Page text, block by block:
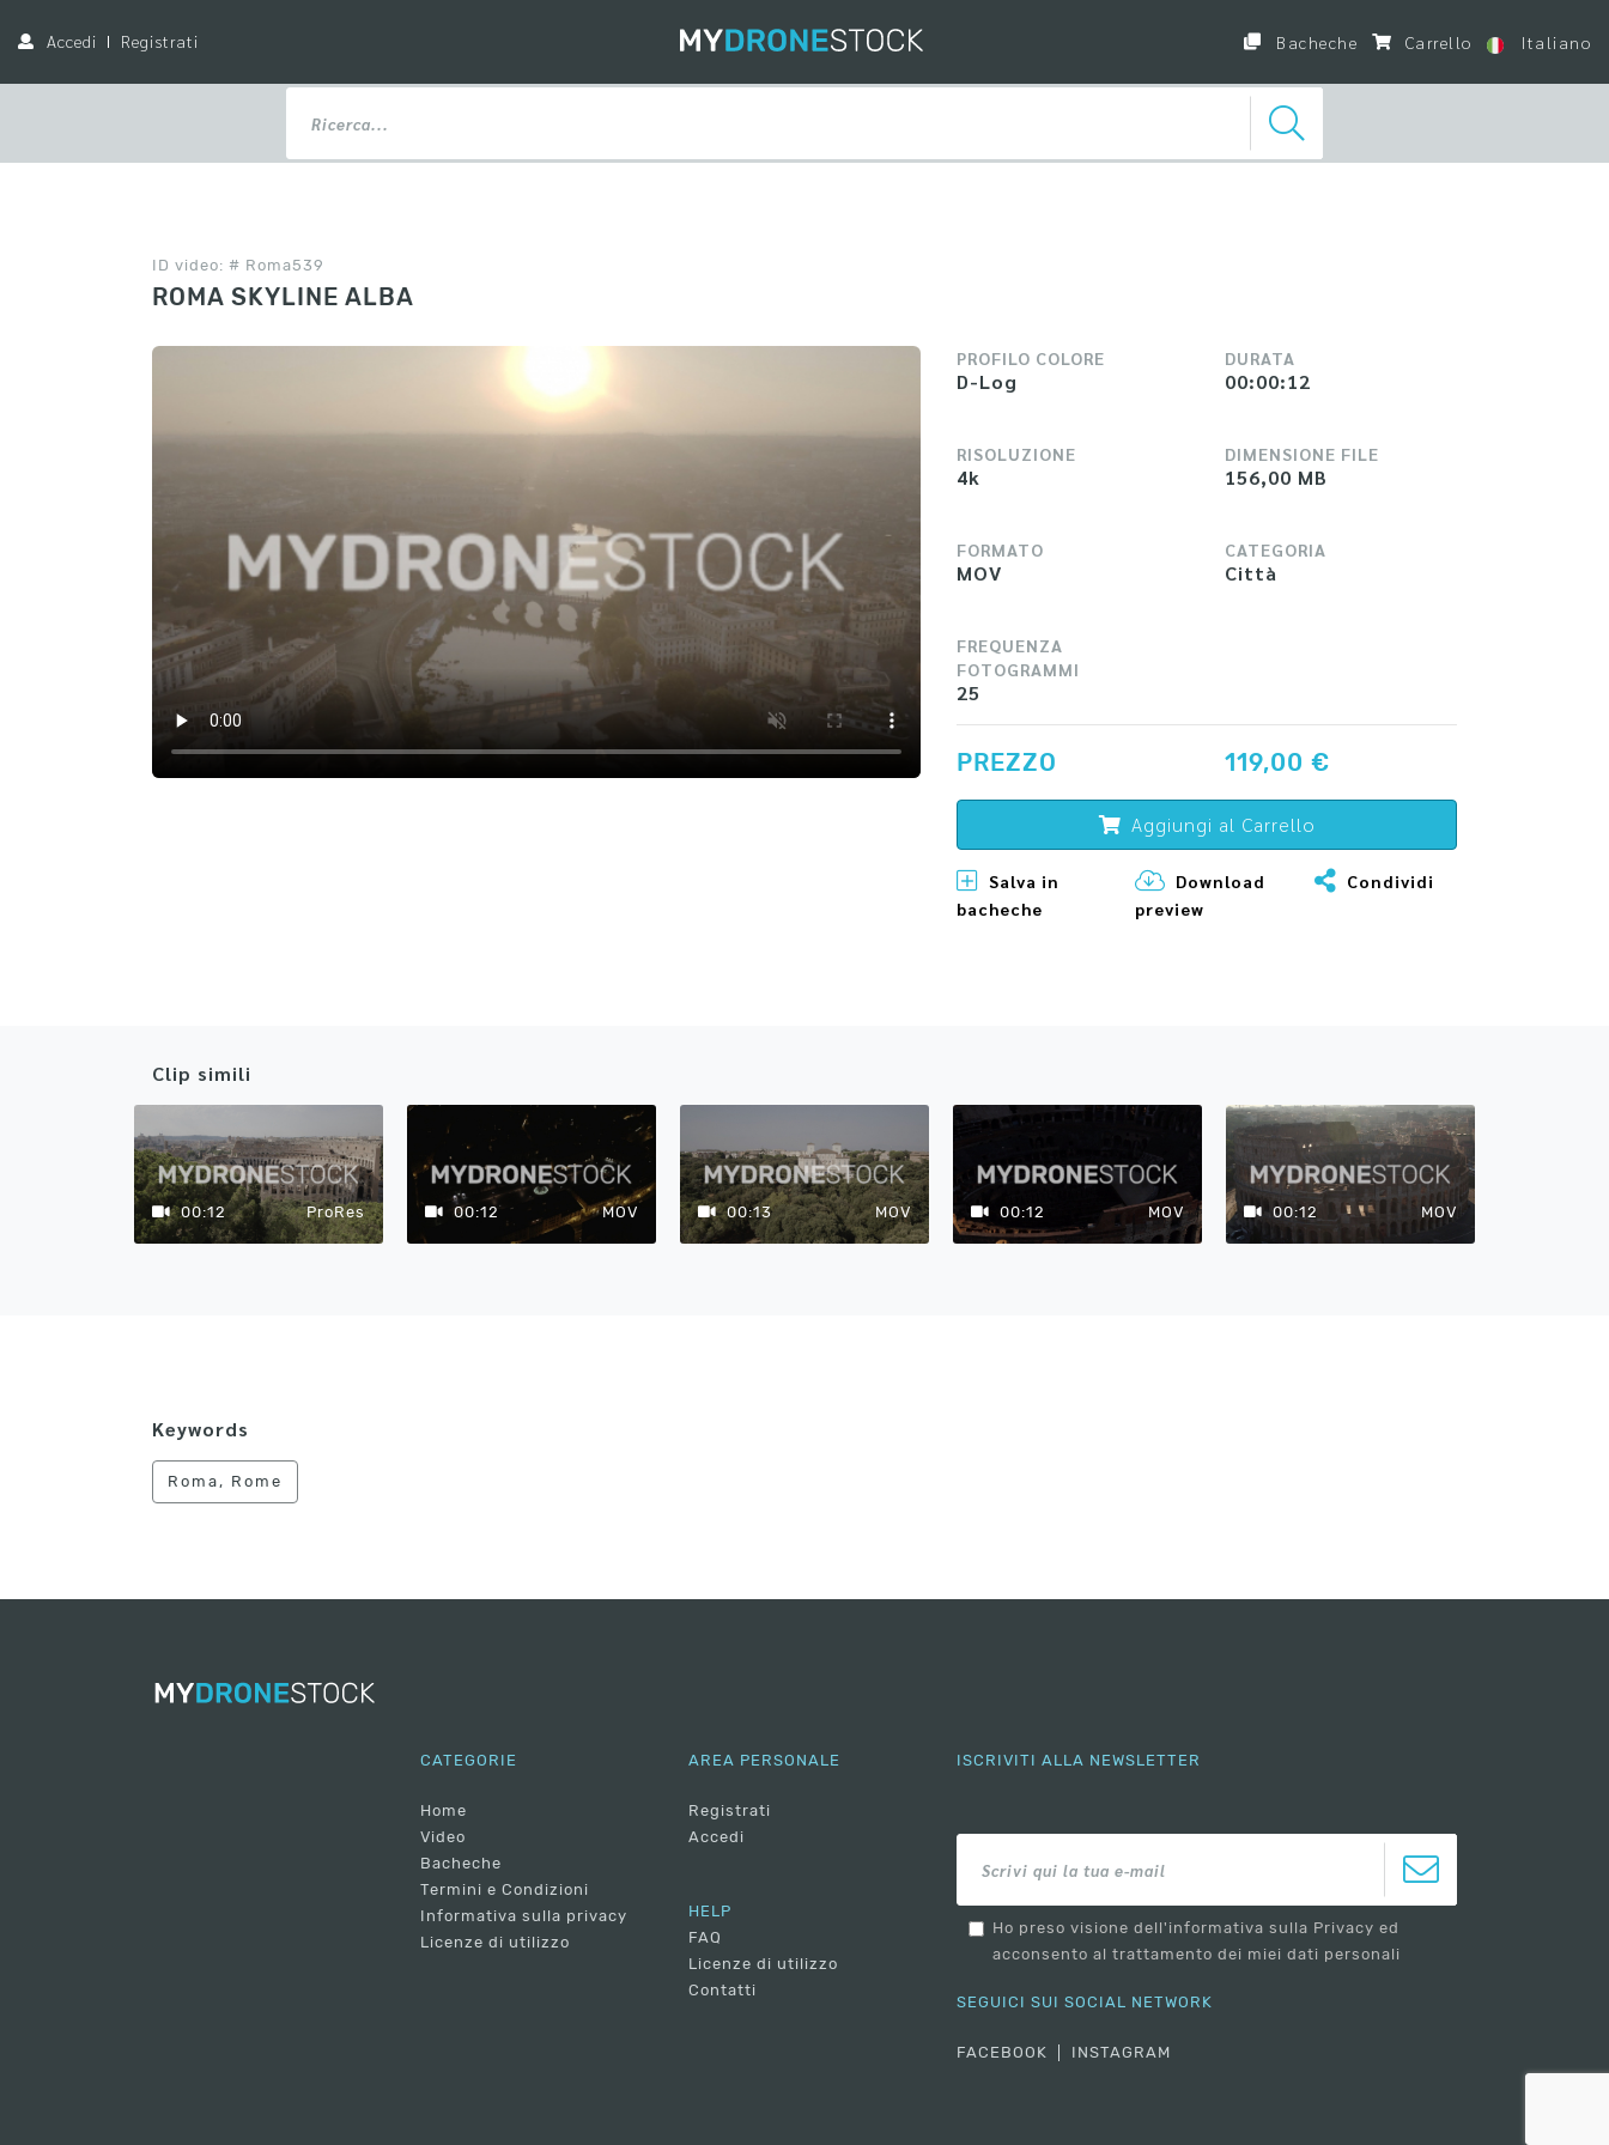
Accedi Registrati Bacheche Carrello Italiano
ID video: # Roma539
ROMA SKYLINE ALBA
PROFILO COLORE
D-Log
RISOLUZIONE
4k
FORMATO
MOV
FREQUENZA
FOTOGRAMMI
25
DURATA
00:00:12
DIMENSIONE FILE
156,00 MB
CATEGORIA
Città
PREZZO 119,00 €
Aggiungi al Carrello
Salva in
bacheche
Download
preview
Condividi
Clip simili
00:12 ProRes 00:12 MOV 00:13 MOV 00:12 MOV 00:12 MOV
Keywords
Roma, Rome
CATEGORIE
Home
Video
Bacheche
Termini e Condizioni
Informativa sulla privacy
Licenze di utilizzo
AREA PERSONALE
Registrati
Accedi
HELP
FAQ
Licenze di utilizzo
Contatti
ISCRIVITI ALLA NEWSLETTER
Ho preso visione dell'informativa sulla Privacy ed
acconsento al trattamento dei miei dati personali
SEGUICI SUI SOCIAL NETWORK
FACEBOOK INSTAGRAM